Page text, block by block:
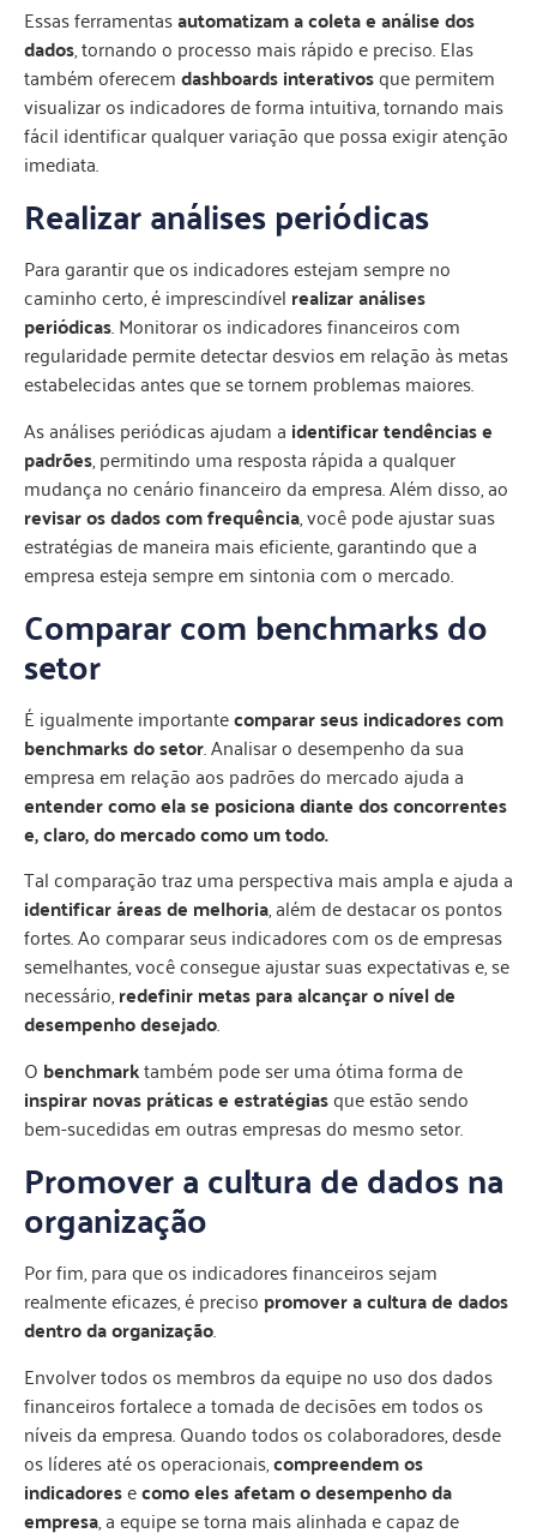
Essas ferramentasautomatizam a coleta e análise dos
dados, tornando o processo mais rápido e preciso. Elas
também oferecemdashboards interativosque permitem
visualizar os indicadores de forma intuitiva, tornando mais
fácil identificar qualquer variação que possa exigir atenção
imediata.
Realizar análises periódicas
Para garantir que os indicadores estejam sempre no
caminho certo, é imprescindível realizar análises
periódicas. Monitorar os indicadores financeiros com
regularidade permite detectar desvios em relação às metas
estabelecidas antes que se tornem problemas maiores.
As análises periódicas ajudam a identificar tendências e
padrões, permitindo uma resposta rápida a qualquer
mudança no cenário financeiro da empresa. Além disso, ao
revisar os dados com frequência, você pode ajustar suas
estratégias de maneira mais eficiente, garantindo que a
empresa esteja sempre em sintonia com o mercado.
Comparar com benchmarks do
setor
É igualmente importantecomparar seus indicadores com
benchmarks do setor. Analisar o desempenho da sua
empresa em relação aos padrões do mercado ajuda a
entender como ela se posiciona diante dos concorrentes
e, claro, do mercado como um todo.
Tal comparação traz uma perspectiva mais ampla e ajuda a
identificar áreas de melhoria, além de destacar os pontos
fortes. Ao comparar seus indicadores com os de empresas
semelhantes, você consegue ajustar suas expectativas e, se
necessário,redefinir metas para alcançar o nível de
desempenho desejado.
O benchmarktambém pode ser uma ótima forma de
inspirar novas práticas e estratégiasque estão sendo
bem-sucedidas em outras empresas do mesmo setor.
Promover a cultura de dados na
organização
Por fim, para que os indicadores financeiros sejam
realmente eficazes, é preciso promover a cultura de dados
dentro da organização.
Envolver todos os membros da equipe no uso dos dados
financeiros fortalece a tomada de decisões em todos os
níveis da empresa. Quando todos os colaboradores, desde
os líderes até os operacionais,compreendem os
indicadoresecomo eles afetam o desempenho da
empresa, a equipe se torna mais alinhada e capaz de